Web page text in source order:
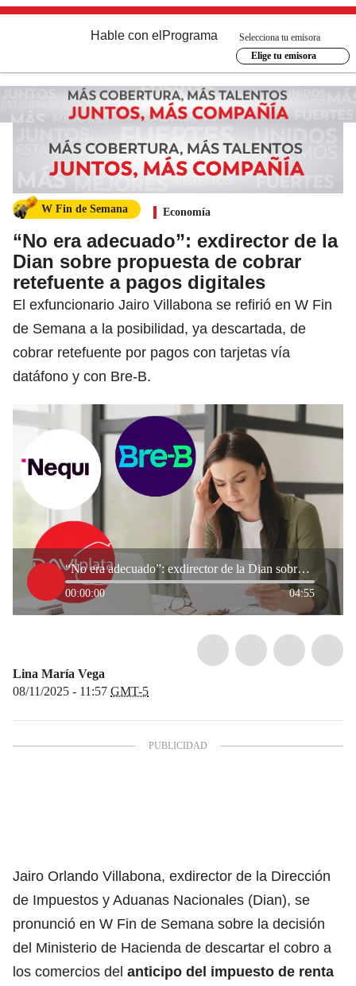
Hable con el Programa
Selecciona tu emisora
Elige tu emisora
W Fin de Semana Economía
“No era adecuado”: exdirector de la
Dian sobre propuesta de cobrar
retefuente a pagos digitales
El exfuncionario Jairo Villabona se refirió en W Fin
de Semana a la posibilidad, ya descartada, de
cobrar retefuente por pagos con tarjetas vía
datáfono y con Bre-B.
“No era adecuado”: exdirector de la Dian sobre propuesta de cobrar retefuente a pagos digitales
00:00:00 04:55
Lina María Vega
08/11/2025 - 11:57 GMT-5
Jairo Orlando Villabona, exdirector de la Dirección
de Impuestos y Aduanas Nacionales (Dian), se
pronunció en W Fin de Semana sobre la decisión
del Ministerio de Hacienda de descartar el cobro a
los comercios del anticipo del impuesto de renta